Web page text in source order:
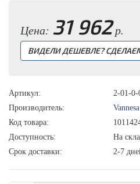
Цена: 31 962р.
ВИДЕЛИ ДЕШЕВЛЕ?
Артикул:
2-01-
Производитель:
Vannesa
Код товара:
Доступность:
На
Срок доставки:
2-7